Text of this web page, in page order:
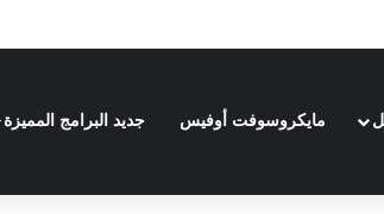
مايكروسوفت أوفيس جديد البرامج المميزة